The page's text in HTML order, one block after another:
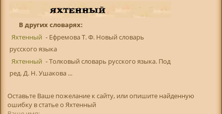
В других словарях:
Яхтенный - Ефремова Т. Ф. Новый словарь
русского языка
Яхтенный - Толковый словарь русского языка. Под
ред. Д. Н. Ушакова ...
Оставьте Ваше пожелание к сайту, или опишите найденную
ошибку в статье о Яхтенный